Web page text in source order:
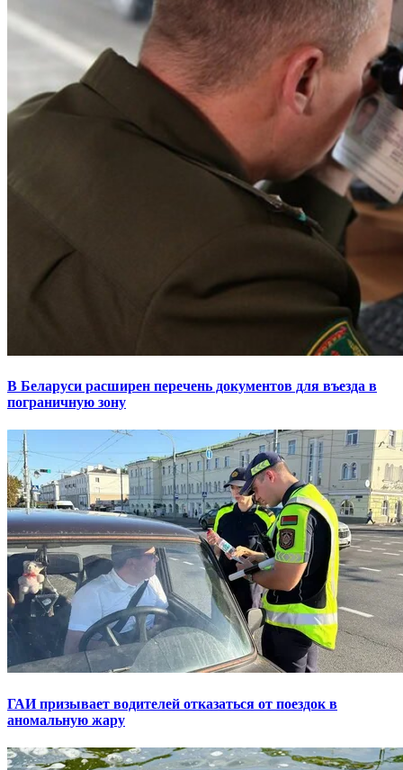
В Беларуси расширен перечень документов для въезда в
пограничную зону
ГАИ призывает водителей отказаться от поездок в
аномальную жару